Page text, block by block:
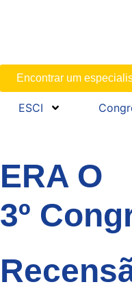
Encontrar um
ESCI
ERA O
3º